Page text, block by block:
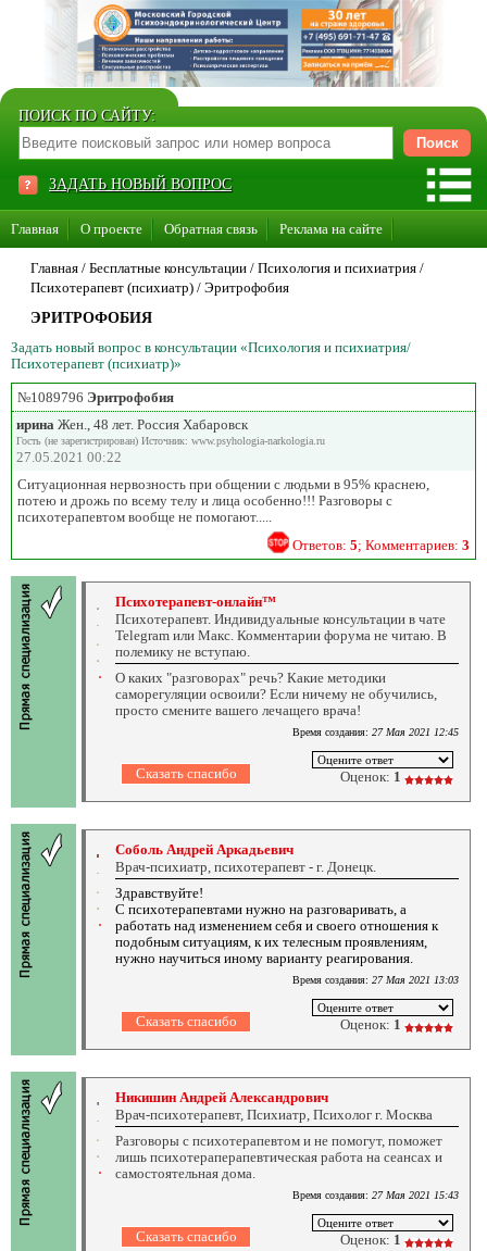
ПОИСК ПО САЙТУ:
ЗАДАТЬ НОВЫЙ ВОПРОС
Главная О проекте Обратная связь Реклама на сайте
Стать консультантом нашего сайта
Главная / Бесплатные консультации / Психология и психиатрия /
Психотерапевт (психиатр) / Эритрофобия
ЭРИТРОФОБИЯ
Задать новый вопрос в консультации «Психология и психиатрия/
Психотерапевт (психиатр)»
№1089796 Эритрофобия
ирина Жен., 48 лет. Россия Хабаровск
Гость (не зарегистрирован) Источник: www.psyhologia-narkologia.ru
27.05.2021 00:22
Ситуационная нервозность при общении с людьми в 95% краснею,
потею и дрожь по всему телу и лица особенно!!! Разговоры с
психотерапевтом вообще не помогают.....
Ответов: 5; Комментариев: 3
Психотерапевт-онлайн™
Психотерапевт. Индивидуальные консультации в чате
Telegram или Макс. Комментарии форума не читаю. В
полемику не вступаю.
О каких "разговорах" речь? Какие методики
саморегуляции освоили? Если ничему не обучились,
просто смените вашего лечащего врача!
Время создания: 27 Мая 2021 12:45
Оценок: 1
Соболь Андрей Аркадьевич
Врач-психиатр, психотерапевт - г. Донецк.
Здравствуйте!
С психотерапевтами нужно на разговаривать, а
работать над изменением себя и своего отношения к
подобным ситуациям, к их телесным проявлениям,
нужно научиться иному варианту реагирования.
Время создания: 27 Мая 2021 13:03
Оценок: 1
Никишин Андрей Александрович
Врач-психотерапевт, Психиатр, Психолог г. Москва
Разговоры с психотерапевтом и не помогут, поможет
лишь психотераперапевтическая работа на сеансах и
самостоятельная дома.
Время создания: 27 Мая 2021 15:43
Оценок: 1